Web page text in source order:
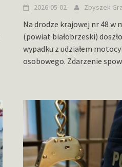
2026-05-02 Zbyszek
Na drodze krajowej nr 48 w
(powiat białobrzeski)
wypadku z udziałem
osobowego. Zdarzenie